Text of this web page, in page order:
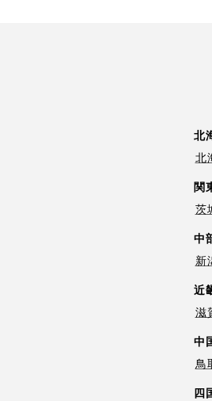
北
北
関
茨
中
新
近
滋
中
鳥
四